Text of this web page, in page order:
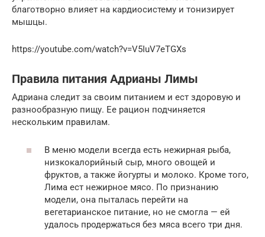
благотворно влияет на кардиосистему и тонизирует
мышцы.
https://youtube.com/watch?v=V5IuV7eTGXs
Правила питания Адрианы Лимы
Адриана следит за своим питанием и ест здоровую и
разнообразную пищу. Ее рацион подчиняется
нескольким правилам.
В меню модели всегда есть нежирная рыба,
низкокалорийный сыр, много овощей и
фруктов, а также йогурты и молоко. Кроме того,
Лима ест нежирное мясо. По признанию
модели, она пыталась перейти на
вегетарианское питание, но не смогла — ей
удалось продержаться без мяса всего три дня.